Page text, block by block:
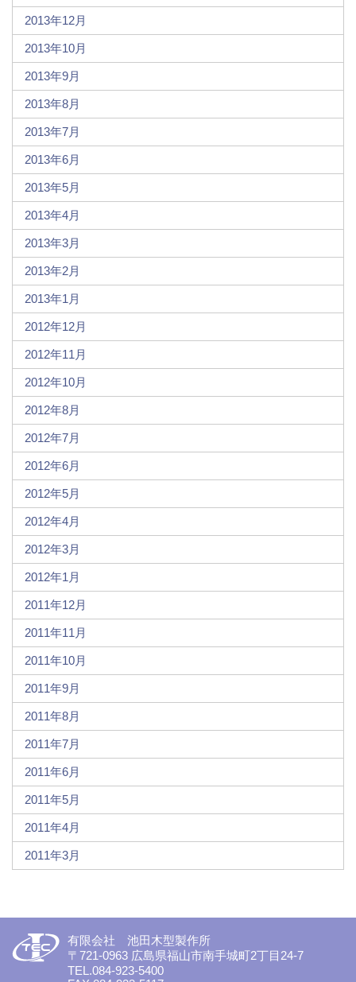
2013年12月
2013年10月
2013年9月
2013年8月
2013年7月
2013年6月
2013年5月
2013年4月
2013年3月
2013年2月
2013年1月
2012年12月
2012年11月
2012年10月
2012年8月
2012年7月
2012年6月
2012年5月
2012年4月
2012年3月
2012年1月
2011年12月
2011年11月
2011年10月
2011年9月
2011年8月
2011年7月
2011年6月
2011年5月
2011年4月
2011年3月
有限会社 池田木型製作所
〒721-0963 広島県福山市南手城町2丁目24-7
TEL.084-923-5400